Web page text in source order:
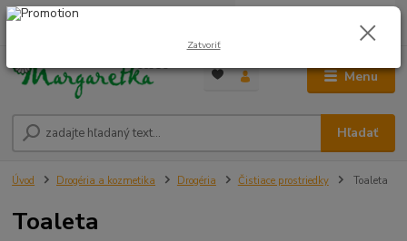
Menu
Hľadať
0948 236 042
0,00 €
Úvod Drogéria a kozmetika Drogéria Čistiace prostriedky Toaleta
Toaleta
Zatvoriť